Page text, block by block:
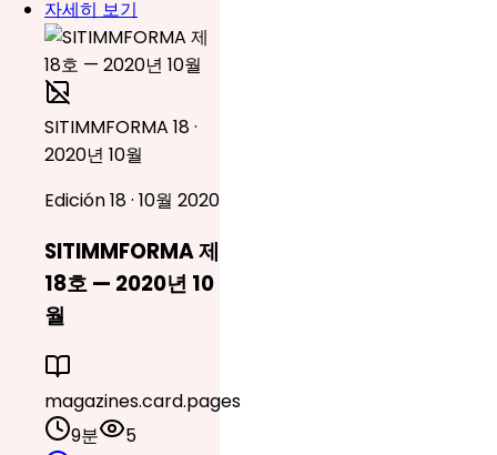
자세히 보기
SITIMMFORMA 18 ·
2020년 10월
Edición 18 · 10월 2020
SITIMMFORMA 제
18호 — 2020년 10
월
magazines.card.pages
9분
5